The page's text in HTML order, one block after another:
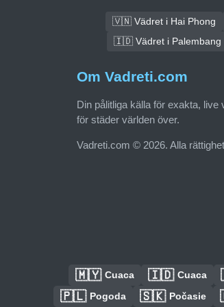
🇻🇳 Vädret i Hai Phong
🇮🇩 Vädret i Palembang
Om Vadreti.com
Din pålitliga källa för exakta, live
för städer världen över.
Vadreti.com © 2026. Alla
🇲🇾 Cuaca 🇮🇩 Cuaca
🇵🇱 Pogoda 🇸🇰 Počasie